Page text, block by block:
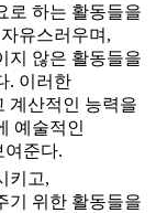
로 하는 활동들을
유스러우며,
지 않은 활동들을
. 이러한
계산적인 능력을
예술적인
여준다.
키고,
기 위한 활동들을